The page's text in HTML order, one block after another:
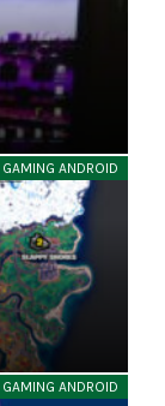
GAMING ANDROID
GAMING ANDROID